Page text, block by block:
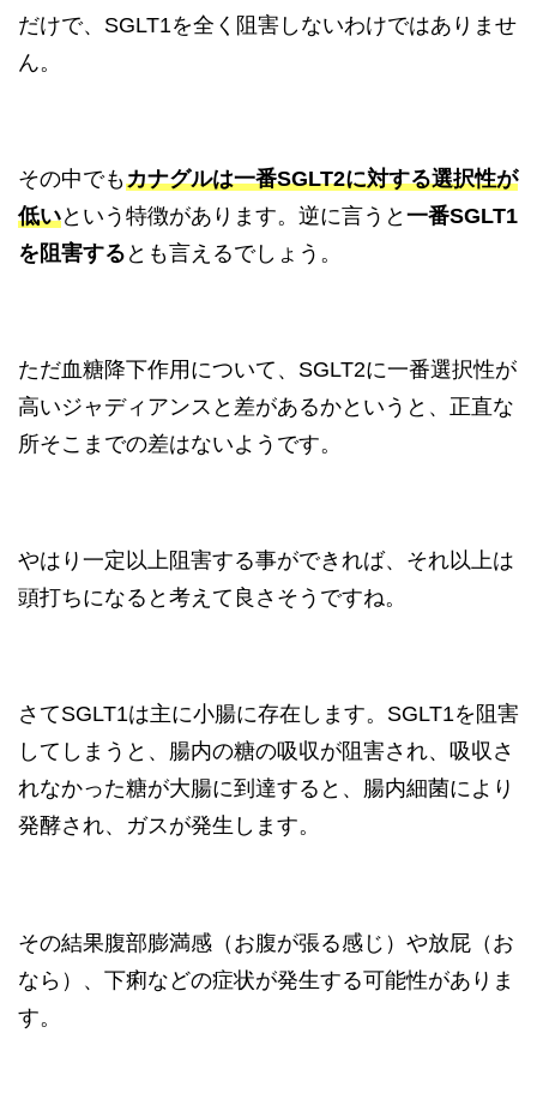
だけで、SGLT1を全く阻害しないわけではありませ
ん。
その中でもカナグルは一番SGLT2に対する選択性が
低いという特徴があります。逆に言うと 一番SGLT1
を阻害する とも言えるでしょう。
ただ血糖降下作用について、SGLT2に一番選択性が
高いジャディアンスと差があるかというと、正直な
所そこまでの差はないようです。
やはり一定以上阻害する事ができれば、それ以上は
頭打ちになると考えて良さそうですね。
さてSGLT1は主に小腸に存在します。SGLT1を阻害
してしまうと、腸内の糖の吸収が阻害され、吸収さ
れなかった糖が大腸に到達すると、腸内細菌により
発酵され、ガスが発生します。
その結果腹部膨満感（お腹が張る感じ）や放屁（お
なら）、下痢などの症状が発生する可能性がありま
す。